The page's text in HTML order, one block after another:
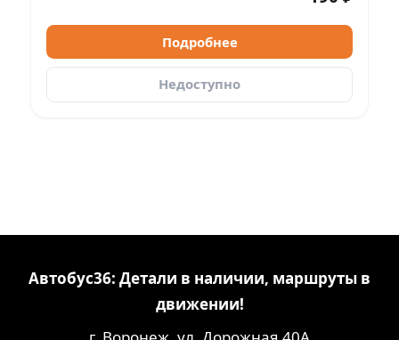
Подробнее
Недоступно
Автобус36: Детали в наличии, маршруты в
движении!